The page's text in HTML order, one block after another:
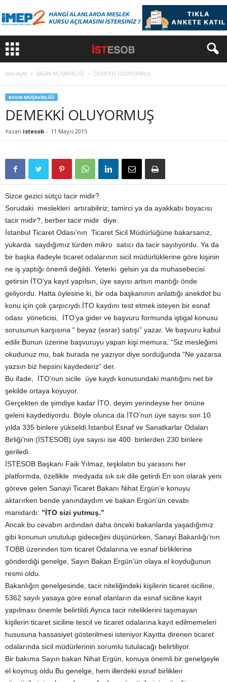
Ana sayfa BASIN MÜŞAVİRLİĞİ DEMEKKİ OLUYORMUŞ
BASIN MÜŞAVİRLİĞİ
DEMEKKİ OLUYORMUŞ
Yazan istesob - 11 Mayıs 2015
Sizce gezici sütçü tacir midir?
Sorudaki meslekleri artırabiliriz; tamirci ya da ayakkabı boyacısı
tacir midir?, berber tacir midir diye.
İstanbul Ticaret Odası’nın Ticaret Sicil Müdürlüğüne bakarsanız,
yukarda saydığımız türden mikro satıcı da tacir sayılıyordu. Ya da
bir başka ifadeyle ticaret odalarının sicil müdürlüklerine göre kişinin
ne iş yaptığı önemli değildi. Yeterki gelsin ya da muhasebecisi
getirsin İTO’ya kayıt yapılsın, üye sayısı artsın mantığı önde
geliyordu. Hatta öylesine ki, bir oda başkanının anlattığı anekdot bu
konu için çok çarpıcıydı.İTO kaydını test etmek isteyen bir esnaf
odası yöneticisi, İTO’ya gider ve başvuru formunda iştigal konusu
sorusunun karşısına “ beyaz (esrar) satışı” yazar. Ve başvuru kabul
edilir.Bunun üzerine başvuruyu yapan kişi memura, “Siz mesleğimi
okudunuz mu, bak burada ne yazıyor diye sorduğunda “Ne yazarsa
yazsın biz hepsini kaydederiz” der.
Bu ifade, İTO’nun sicile üye kaydı konusundaki mantığını net bir
şekilde ortaya koyuyor.
Gerçekten de şimdiye kadar İTO, deyim yerindeyse her önüne
geleni kaydediyordu. Böyle olunca da İTO’nun üye sayısı son 10
yılda 335 binlere yükseldi.İstanbul Esnaf ve Sanatkarlar Odaları
Birliği’nin (İSTESOB) üye sayısı ise 400 binlerden 230 binlere
geriledi.
İSTESOB Başkanı Faik Yılmaz, teşkilatın bu yarasını her
platformda, özellikle medyada sık sık dile getirdi.En son olarak yeni
göreve gelen Sanayi Ticaret Bakanı Nihat Ergün’e konuyu
aktarırken bende yanındaydım ve bakan Ergün’ün cevabı
manidardı: ”İTO sizi yutmuş.”
Ancak bu cevabın ardından daha önceki bakanlarda yaşadığımız
gibi konunun unutulup gideceğini düşünürken, Sanayi Bakanlığı’nın
TOBB üzerinden tüm ticaret Odalarına ve esnaf birliklerine
gönderdiği genelge, Sayın Bakan Ergün’ün olaya el koyduğunun
resmi oldu.
Bakanlığın genelgesinde, tacir niteliğindeki kişilerin ticaret siciline,
5362 sayılı yasaya göre esnaf olanların da esnaf siciline kayıt
yapılması önemle belirtildi.Ayrıca tacir niteliklerini taşımayan
kişilerin ticaret siciline tescil ve ticaret odalarına kayıt edilmemeleri
hususuna hassasiyet gösterilmesi isteniyor.Kayıtta direnen ticaret
odalarında sicil müdürlerinin sorumlu tutulacağı belirtiliyor.
Bir bakıma Sayın bakan Nihat Ergün, konuya önemli bir genelgeyle
el koymuş oldu.Bu genelge, hem illerdeki esnaf birlikleri